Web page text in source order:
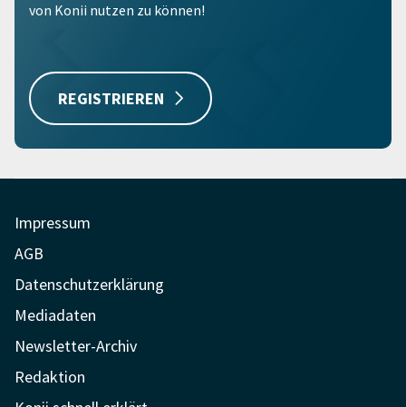
von Konii nutzen zu können!
REGISTRIEREN
Impressum
AGB
Datenschutzerklärung
Mediadaten
Newsletter-Archiv
Redaktion